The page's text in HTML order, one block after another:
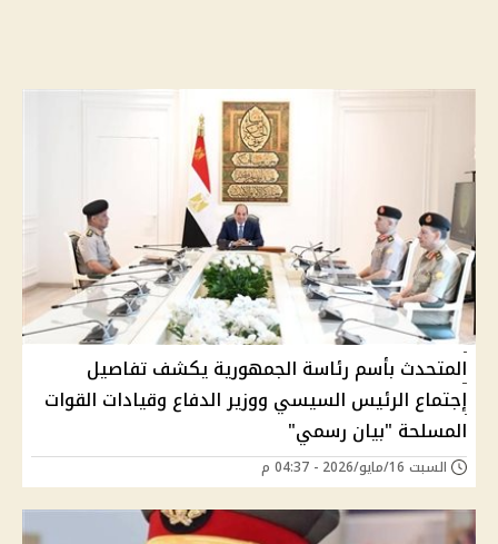
المتحدث بأسم رئاسة الجمهورية يكشف تفاصيل
إجتماع الرئيس السيسي ووزير الدفاع وقيادات القوات
المسلحة "بيان رسمي"
السبت 16/مايو/2026 - 04:37 م